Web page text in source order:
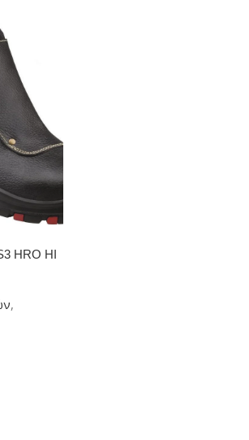
HRO HI
,